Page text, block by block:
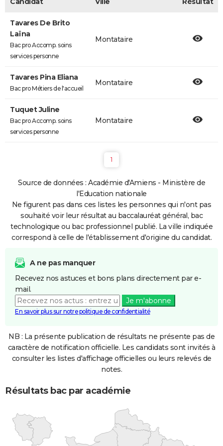
Tavares De Brito
Laïna
Bac pro Accomp. soins
services personne
Montataire
Tavares Pina Eliana
Bac pro Métiers de l'accueil
Montataire
Tuquet Juline
Bac pro Accomp. soins
services personne
Montataire
1
Source de données : Académie d'Amiens - Ministère de
l'Education nationale
Ne figurent pas dans ces listes les personnes qui n'ont pas
souhaité voir leur résultat au baccalauréat général, bac
technologique ou bac professionnel publié. La ville indiquée
correspond à celle de l'établissement d'origine du candidat.
A ne pas manquer
Recevez nos astuces et bons plans directement par e-
mail.
Je m'abonne
En savoir plus sur notre politique de confidentialité
NB : La présente publication de résultats ne présente pas de
caractère de notification officielle. Les candidats sont invités à
consulter les listes d'affichage officielles ou leurs relevés de
notes.
Résultats bac par académie